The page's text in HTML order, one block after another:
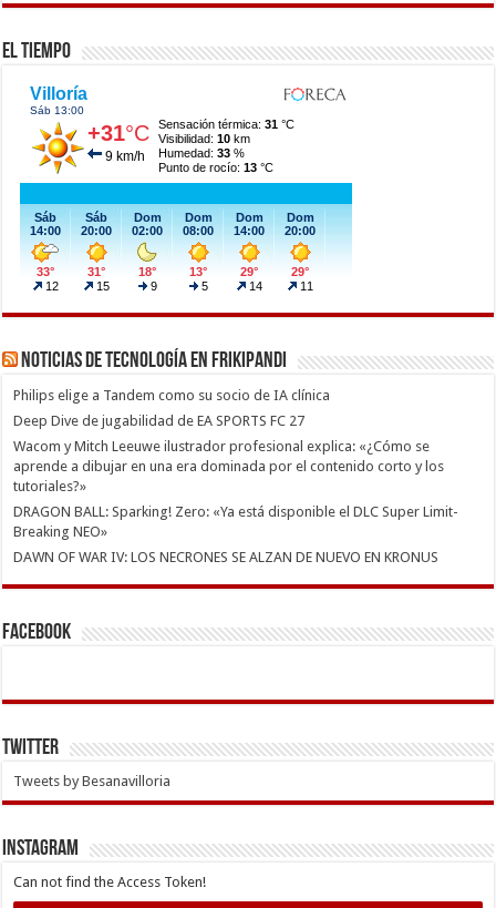
El Tiempo
Noticias de Tecnología en Frikipandi
Philips elige a Tandem como su socio de IA clínica
Deep Dive de jugabilidad de EA SPORTS FC 27
Wacom y Mitch Leeuwe ilustrador profesional explica: «¿Cómo se
aprende a dibujar en una era dominada por el contenido corto y los
tutoriales?»
DRAGON BALL: Sparking! Zero: «Ya está disponible el DLC Super Limit-
Breaking NEO»
DAWN OF WAR IV: LOS NECRONES SE ALZAN DE NUEVO EN KRONUS
Facebook
Twitter
Tweets by Besanavilloria
INSTAGRAM
Can not find the Access Token!